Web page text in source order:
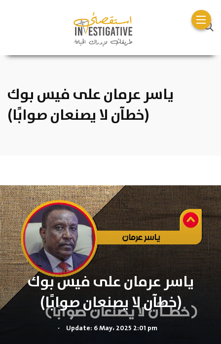
ياسر عرمان على فيس بوك
(خطآن لا يصنعان صوابًا)
ياسر عرمان على فيس بوك
(خطآن لا يصنعان صوابًا)
. Update: 6 May، 2025 2:01 pm